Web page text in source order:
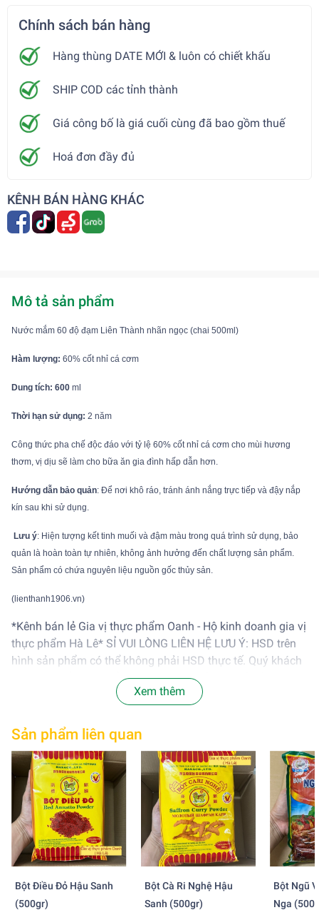
Chính sách bán hàng
Hàng thùng DATE MỚI & luôn có chiết khấu
SHIP COD các tỉnh thành
Giá công bố là giá cuối cùng đã bao gồm thuế
Hoá đơn đầy đủ
KÊNH BÁN HÀNG KHÁC
Mô tả sản phẩm
Nước mắm 60 độ đạm Liên Thành nhãn ngọc (chai 500ml)
Hàm lượng: 60% cốt nhỉ cá cơm
Dung tích: 600 ml
Thời hạn sử dụng: 2 năm
Công thức pha chế độc đáo với tỷ lệ 60% cốt nhỉ cá cơm cho mùi hương
thơm, vị dịu sẽ làm cho bữa ăn gia đình hấp dẫn hơn.
Hướng dẫn bảo quản: Để nơi khô ráo, tránh ánh nắng trực tiếp và đậy nắp
kín sau khi sử dụng.
Lưu ý: Hiện tượng kết tinh muối và đậm màu trong quá trình sử dụng, bảo
quản là hoàn toàn tự nhiên, không ảnh hưởng đến chất lượng sản phẩm.
Sản phẩm có chứa nguyên liệu nguồn gốc thủy sản.
(lienthanh1906.vn)
*Kênh bán lẻ Gia vị thực phẩm Oanh - Hộ kinh doanh gia vị
thực phẩm Hà Lê* SỈ VUI LÒNG LIÊN HỆ LƯU Ý: HSD trên
hình sản phẩm có thể không phải HSD thực tế. Quý khách
hàng có thể inbox kiểm tra date thực tế giao nếu cần. Shop
cam kết giao hàng chính hãng chất lượng
Xem thêm
Sản phẩm liên quan
Bột Điều Đỏ Hậu Sanh
(500gr)
Bột Cà Ri Nghệ Hậu
Sanh (500gr)
Bột Ngũ
Nga